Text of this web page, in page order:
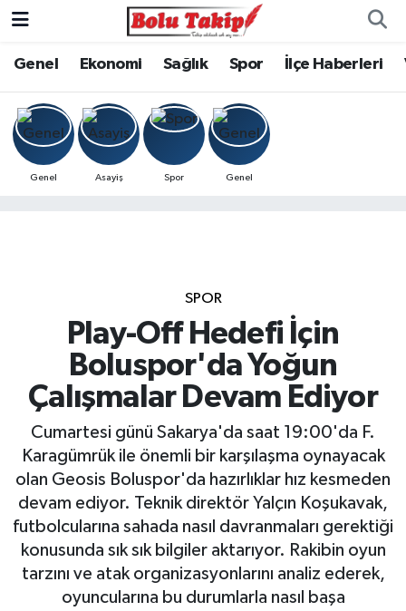
Genel Ekonomi Sağlık Spor İlçe Haberleri
Genel Asayiş Spor Genel
SPOR
Play-Off Hedefi İçin
Boluspor'da Yoğun
Çalışmalar Devam Ediyor
Cumartesi günü Sakarya'da saat 19:00'da F.
Karagümrük ile önemli bir karşılaşma oynayacak
olan Geosis Boluspor'da hazırlıklar hız kesmeden
devam ediyor. Teknik direktör Yalçın Koşukavak,
futbolcularına sahada nasıl davranmaları gerektiği
konusunda sık sık bilgiler aktarıyor. Rakibin oyun
tarzını ve atak organizasyonlarını analiz ederek,
oyuncularına bu durumlarla nasıl başa